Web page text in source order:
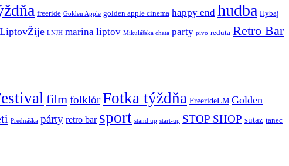
freeride Golden Apple golden apple cinema happy end hudba Hybaj
LiptovŽije LNJH marina liptov Mikulášska chata party pivo reduta Retro Bar
filmfolklórFotka týždňa FreerideLM Golden
Prednáška párty retro bar sport stand up start-up STOP SHOP sutaz tanec